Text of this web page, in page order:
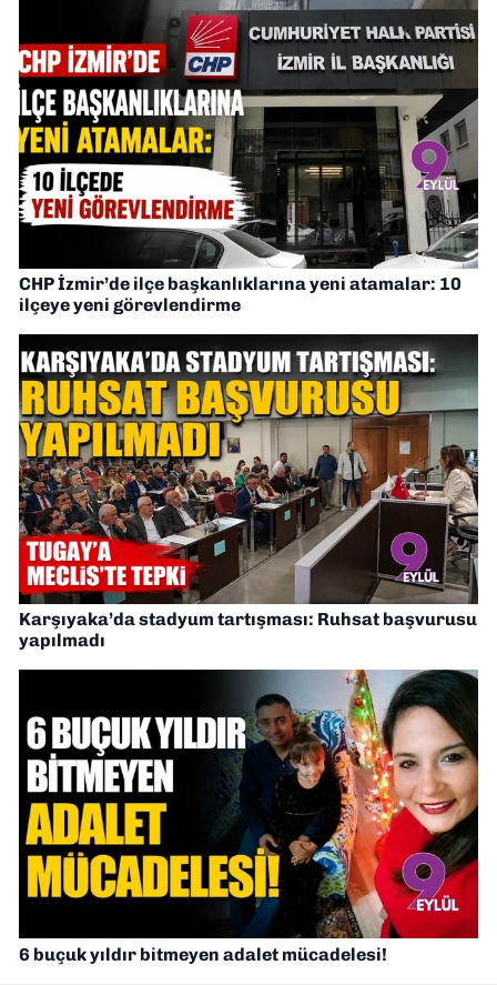
CHP İzmir’de ilçe başkanlıklarına yeni atamalar: 10
ilçeye yeni görevlendirme
Karşıyaka’da stadyum tartışması: Ruhsat başvurusu
yapılmadı
6 buçuk yıldır bitmeyen adalet mücadelesi!